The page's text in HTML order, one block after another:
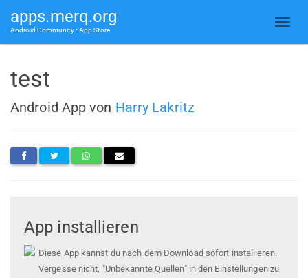
apps.merq.org
Android Community • App Store
test
Android App von Harry Lakritz
App installieren
Diese App kannst du nach dem Download sofort installieren.
Vergesse nicht, "Unbekannte Quellen" in den Einstellungen zu